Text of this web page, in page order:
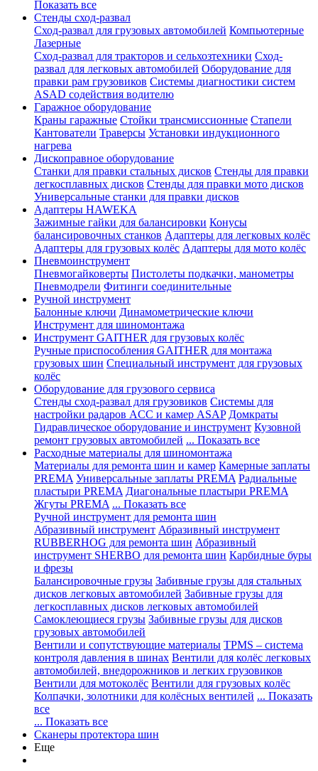
Показать все
Стенды сход-развал
Сход-развал для грузовых автомобилей Компьютерные
Лазерные
Сход-развал для тракторов и сельхозтехники Сход-
развал для легковых автомобилей Оборудование для
правки рам грузовиков Системы диагностики систем
ASAD содействия водителю
Гаражное оборудование
Краны гаражные Стойки трансмиссионные Стапели
Кантователи Траверсы Установки индукционного
нагрева
Дископравное оборудование
Станки для правки стальных дисков Стенды для правки
легкосплавных дисков Стенды для правки мото дисков
Универсальные станки для правки дисков
Адаптеры HAWEKA
Зажимные гайки для балансировки Конусы
балансировочных станков Адаптеры для легковых колёс
Адаптеры для грузовых колёс Адаптеры для мото колёс
Пневмоинструмент
Пневмогайковерты Пистолеты подкачки, манометры
Пневмодрели Фитинги соединительные
Ручной инструмент
Балонные ключи Динамометрические ключи
Инструмент для шиномонтажа
Инструмент GAITHER для грузовых колёс
Ручные приспособления GAITHER для монтажа
грузовых шин Специальный инструмент для грузовых
колёс
Оборудование для грузового сервиса
Стенды сход-развал для грузовиков Системы для
настройки радаров ACC и камер ASAP Домкраты
Гидравлическое оборудование и инструмент Кузовной
ремонт грузовых автомобилей ... Показать все
Расходные материалы для шиномонтажа
Материалы для ремонта шин и камер Камерные заплаты
PREMA Универсальные заплаты PREMA Радиальные
пластыри PREMA Диагональные пластыри PREMA
Жгуты PREMA ... Показать все
Ручной инструмент для ремонта шин
Абразивный инструмент Абразивный инструмент
RUBBERHOG для ремонта шин Абразивный
инструмент SHERBO для ремонта шин Карбидные буры
и фрезы
Балансировочные грузы Забивные грузы для стальных
дисков легковых автомобилей Забивные грузы для
легкосплавных дисков легковых автомобилей
Самоклеющиеся грузы Забивные грузы для дисков
грузовых автомобилей
Вентили и сопутствующие материалы TPMS – система
контроля давления в шинах Вентили для колёс легковых
автомобилей, внедорожников и легких грузовиков
Вентили для мотоколёс Вентили для грузовых колёс
Колпачки, золотники для колёсных вентилей ... Показать
все
... Показать все
Сканеры протектора шин
Еще